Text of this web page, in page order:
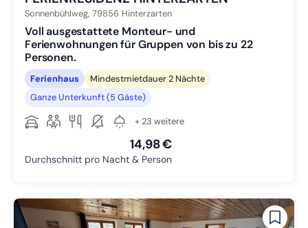
Sonnenbühlweg, 79856 Hinterzarten
Voll ausgestattete Monteur- und
Ferienwohnungen für Gruppen von bis zu 22
Personen.
Ferienhaus
Mindestmietdauer 2 Nächte
Ganze Unterkunft (5 Gäste)
+ 23 weitere
14,98 €
Durchschnitt pro Nacht & Person